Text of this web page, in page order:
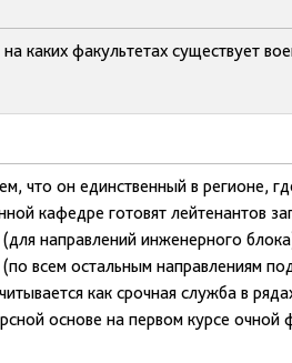
каких факультетах существует
что он единственный в регионе,
кафедре готовят лейтенантов
направлений инженерного
всем остальным направлениям
как срочная служба в
основе на первом курсе очной